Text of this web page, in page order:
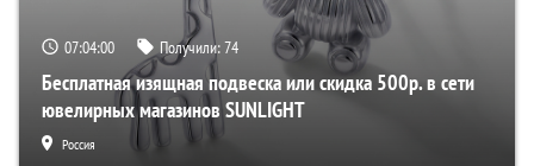
07:03:59 Получили:74
Бесплатная изящная подвеска или скидка 500р. в сети
ювелирных магазинов SUNLIGHT
Россия